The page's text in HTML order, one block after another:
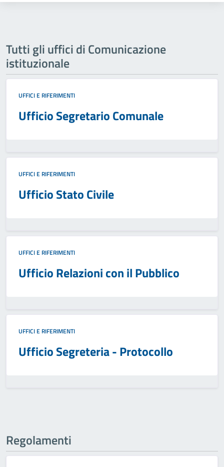
Tutti gli uffici di Comunicazione
istituzionale
UFFICI E RIFERIMENTI
Ufficio Segretario Comunale
UFFICI E RIFERIMENTI
Ufficio Stato Civile
UFFICI E RIFERIMENTI
Ufficio Relazioni con il Pubblico
UFFICI E RIFERIMENTI
Ufficio Segreteria - Protocollo
Regolamenti